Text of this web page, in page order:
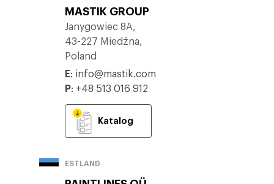
MASTIK GROUP
Janygowiec 8A,
43-227 Miedźna,
Poland
E: info@mastik.com
P: +48 513 016 912
Katalog
ESTLAND